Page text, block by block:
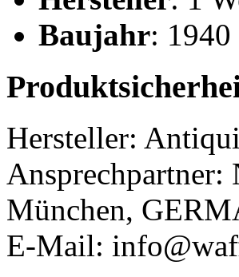
Baujahr: 1940
Hersteller:
Ansprechpartner:
München,
E-Mail: